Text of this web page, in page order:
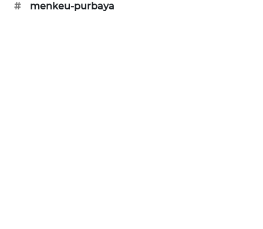
#
menkeu-purbaya
ASA